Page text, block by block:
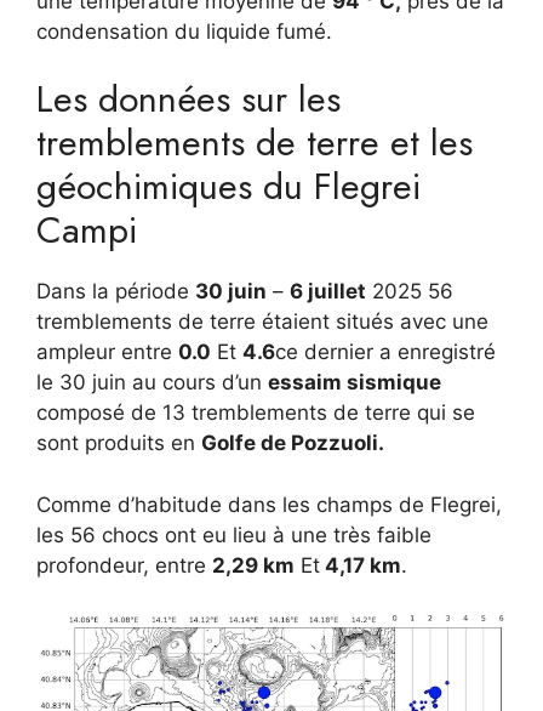
condensation du liquide fumé.
Les données sur les
tremblements de terre et les
géochimiques du Flegrei
Campi
Dans la période 30 juin – 6 juillet 2025 56
tremblements de terre étaient situés avec une
ampleur entre 0.0 Et 4.6ce dernier a enregistré
le 30 juin au cours d’un essaim sismique
composé de 13 tremblements de terre qui se
sont produits en Golfe de Pozzuoli.
Comme d’habitude dans les champs de Flegrei,
les 56 chocs ont eu lieu à une très faible
profondeur, entre 2,29 km Et 4,17 km.